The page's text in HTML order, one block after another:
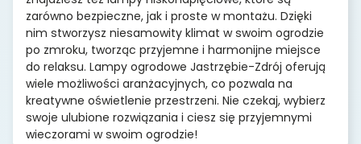
zarówno bezpieczne, jak i proste w montażu. Dzięki
nim stworzysz niesamowity klimat w swoim ogrodzie
po zmroku, tworząc przyjemne i harmonijne miejsce
do relaksu. Lampy ogrodowe Jastrzębie-Zdrój oferują
wiele możliwości aranżacyjnych, co pozwala na
kreatywne oświetlenie przestrzeni. Nie czekaj, wybierz
swoje ulubione rozwiązania i ciesz się przyjemnymi
wieczorami w swoim ogrodzie!